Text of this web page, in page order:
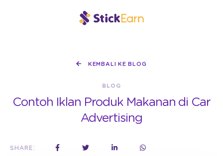
KEMBALI KE BLOG
BLOG
Contoh Iklan Produk Makanan di Car
Advertising
SHARE: